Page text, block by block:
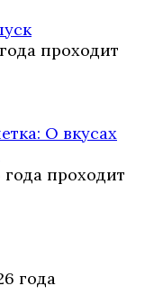
проходит
О вкусах
проходит
года